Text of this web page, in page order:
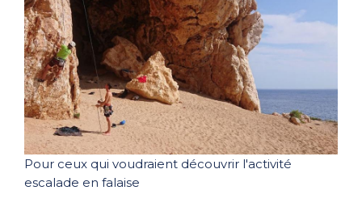
Pour ceux qui voudraient découvrir l'activité
escalade en falaise